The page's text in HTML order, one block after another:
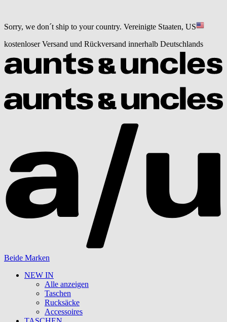
Sorry, we don´t ship to your country. Vereinigte Staaten, US
kostenloser Versand und Rückversand innerhalb Deutschlands
Beide Marken
NEW IN
Alle anzeigen
Taschen
Rucksäcke
Accessoires